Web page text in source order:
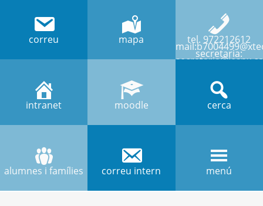
correu mapa tel. 972212612
secretaria:
intranet moodle cerca
alumnes i famílies correu intern menú